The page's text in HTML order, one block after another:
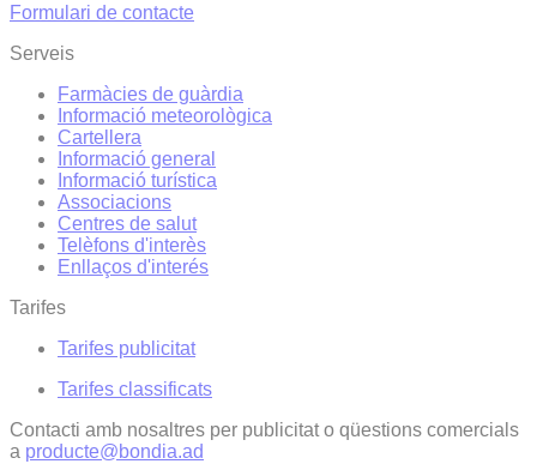
Formulari de contacte
Serveis
Farmàcies de guàrdia
Informació meteorològica
Cartellera
Informació general
Informació turística
Associacions
Centres de salut
Telèfons d'interès
Enllaços d'interés
Tarifes
Tarifes publicitat
Tarifes classificats
Contacti amb nosaltres per publicitat o qüestions comercials
a producte@bondia.ad